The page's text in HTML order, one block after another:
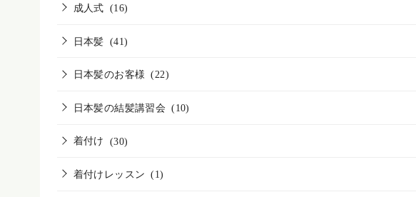
成人式 (16)
日本髪 (41)
日本髪のお客様 (22)
日本髪の結髪講習会 (10)
着付け (30)
着付けレッスン (1)